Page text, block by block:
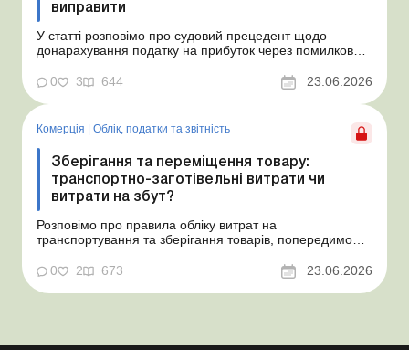
виправити
У статті розповімо про судовий прецедент щодо
донарахування податку на прибуток через помилково
надамо рекомендації, як мінімізувати податкові ризики.
Проблемні витрати: податкові ризики та судова
практика Розуміємо ваші хвилювання через помилкове
неств...
0 3 644 23.06.2026
Комерція | Облік, податки та звiтнiсть
Зберігання та переміщення товару:
транспортно-заготівельні витрати чи
витрати на збут?
Розповімо про правила обліку витрат на
транспортування та зберігання товарів, попередимо
нормативне обґрунтування. Проблемні витрати:
податкові ризики та судова практика Здавалось би, у
цьому питанні неоднозначності бути не може. Однак,
0 2 673 23.06.2026